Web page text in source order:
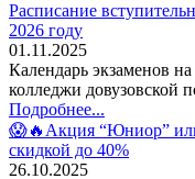
Расписание
2026 году
01.11.2025
Календарь экзаменов
колледжи довузовской
Подробнее...
😱🔥Акция “Юниор”
скидкой до 40%
26.10.2025